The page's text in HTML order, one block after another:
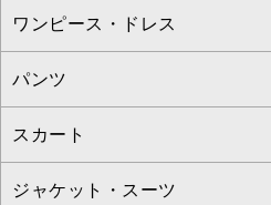
すべてのトップス
カットソー・Tシャツ
ブラウス・シャツ
ニット・セーター
ワンピース・ドレス
すべてのワンピース・ドレス
ワンピース
ドレス
パンツ
すべてのパンツ
フルレングスパンツ
スカート
すべてのスカート
ジャケット・スーツ